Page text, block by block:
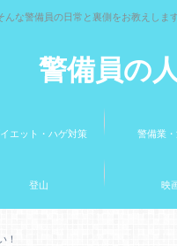
警備員の
な警備員の日常と裏側をお教えしま
エット・ハゲ対策 警備業
登山 映
！